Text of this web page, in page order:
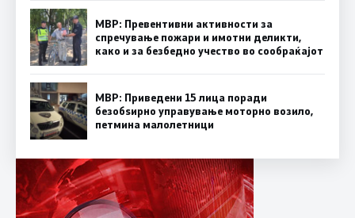
МВР: Превентивни активности за
спречување пожари и имотни деликти,
како и за безбедно учество во сообраќајот
МВР: Приведени 15 лица поради
безобѕирно управување моторно возило,
петмина малолетници